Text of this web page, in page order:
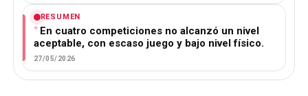
RESUMEN
En cuatro competiciones no alcanzó un nivel
aceptable, con escaso juego y bajo nivel físico.
27/05/2026